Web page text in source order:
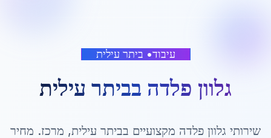
עיבוד• ביתר עילית
גלוון פלדה בביתר עילית
שירותי גלוון פלדה מקצועיים בביתר עילית, מרכז. מחיר